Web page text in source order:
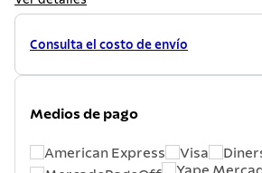
Consulta el costo de envío
Medios de pago
4.
cubiertos
5
juego ollas
9.